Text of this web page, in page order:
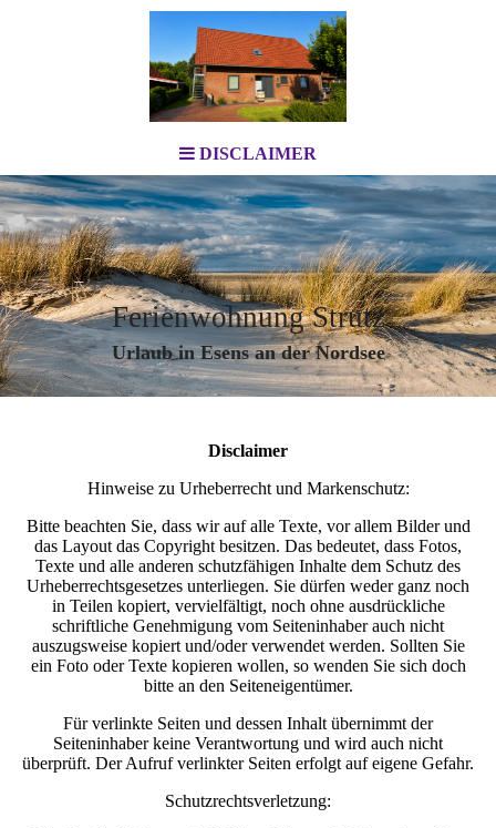
DISCLAIMER
Ferienwohnung Strutz
Urlaub in Esens an der Nordsee
Disclaimer
Hinweise zu Urheberrecht und Markenschutz:
Bitte beachten Sie, dass wir auf alle Texte, vor allem Bilder und
das Layout das Copyright besitzen. Das bedeutet, dass Fotos,
Texte und alle anderen schutzfähigen Inhalte dem Schutz des
Urheberrechtsgesetzes unterliegen. Sie dürfen weder ganz noch
in Teilen kopiert, vervielfältigt, noch ohne ausdrückliche
schriftliche Genehmigung vom Seiteninhaber auch nicht
auszugsweise kopiert und/oder verwendet werden. Sollten Sie
ein Foto oder Texte kopieren wollen, so wenden Sie sich doch
bitte an den Seiteneigentümer.
Für verlinkte Seiten und dessen Inhalt übernimmt der
Seiteninhaber keine Verantwortung und wird auch nicht
überprüft. Der Aufruf verlinkter Seiten erfolgt auf eigene Gefahr.
Schutzrechtsverletzung: